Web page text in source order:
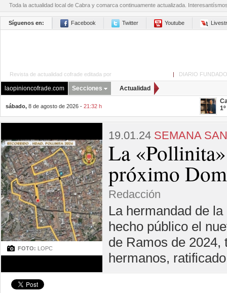
Toda la actualidad local de Cabra y comarca continuamente actualizada.
Síguenos en: Facebook Twitter Youtube
Revista de actualidad cofrade editada por | DIARIO
laopinioncofrade.com Secciones Actualidad
sábado, 8 de agosto de 2026 - 21:32 h
FOTO: LOPC
19.01.24 SEMANA
La
próximo
Redacción
La hermandad de
hecho público el
de Ramos de 2024,
hermanos,